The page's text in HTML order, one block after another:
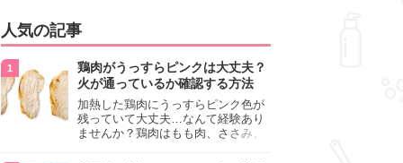
人気の記事
鶏肉がうっすらピンクは大丈夫？
火が通っているか確認する方法
加熱した鶏肉にうっすらピンク色が
残っていて大丈夫…なんて経験あり
ませんか？鶏肉はもも肉、ささみ、